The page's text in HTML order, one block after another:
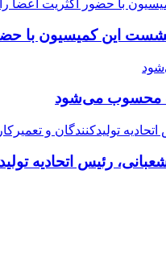
این کمیسیون با
رئیس اتحادیه